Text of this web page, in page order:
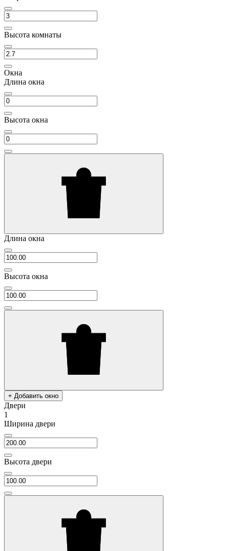
Высота комнаты
Окна
Длина окна
Высота окна
Длина окна
Высота окна
+ Добавить окно
Двери
1
Ширина двери
Высота двери